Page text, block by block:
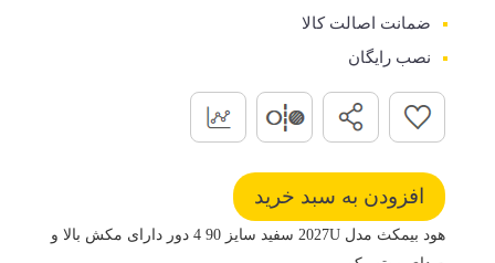
ضمانت اصالت کالا
نصب رایگان
هود بیمکث مدل 2027U سفید سایز 90 4 دور دارای مکش بالا و